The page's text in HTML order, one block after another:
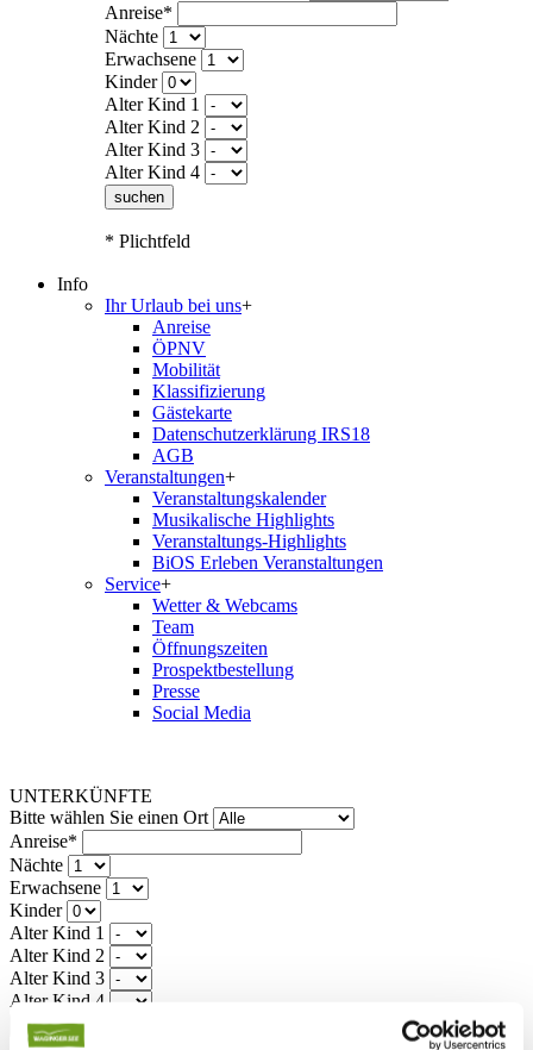
Anreise*
Nächte
Erwachsene
Kinder
Alter Kind 1
Alter Kind 2
Alter Kind 3
Alter Kind 4
suchen
* Plichtfeld
Info
Ihr Urlaub bei uns+
Anreise
ÖPNV
Mobilität
Klassifizierung
Gästekarte
Datenschutzerklärung IRS18
AGB
Veranstaltungen+
Veranstaltungskalender
Musikalische Highlights
Veranstaltungs-Highlights
BiOS Erleben Veranstaltungen
Service+
Wetter & Webcams
Team
Öffnungszeiten
Prospektbestellung
Presse
Social Media
UNTERKÜNFTE
Bitte wählen Sie einen Ort
Anreise*
Nächte
Erwachsene
Kinder
Alter Kind 1
Alter Kind 2
Alter Kind 3
Alter Kind 4
suchen